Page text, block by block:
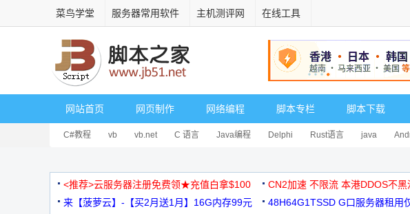
菜鸟学堂 服务器常用软件 主机测评网 在线工具
网站首页 网页制作 网络编程 脚本专栏 脚本下载
C#教程 vb vb.net C 语言 Java编程 Delphi Rust语言 java
<推荐>云服务器注册免费领★充值白拿$100 CN2加速 不限流 本港DDOS不黑
来【菠萝云】-【买2月送1月】16G内存99元
48H64G1TSSD G口服务器租用